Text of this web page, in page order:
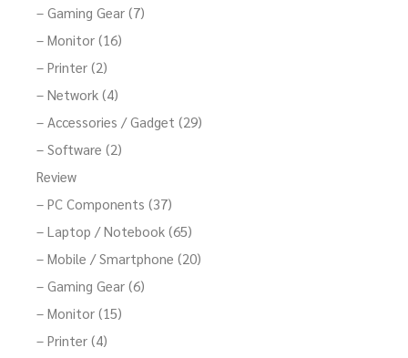
– Gaming Gear (7)
– Monitor (16)
– Printer (2)
– Network (4)
– Accessories / Gadget (29)
– Software (2)
Review
– PC Components (37)
– Laptop / Notebook (65)
– Mobile / Smartphone (20)
– Gaming Gear (6)
– Monitor (15)
– Printer (4)